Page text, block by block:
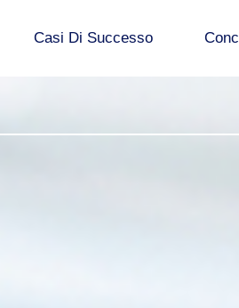
Casi Di Successo